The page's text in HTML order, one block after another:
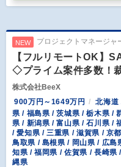
NEW プロジェクトマネージャ
【フルリモートOK】
◇プライム案件多数！
株式会社BeeX
900万円～1649万円
北海道
県 / 福島県 / 茨城県 / 栃木県 /
県 / 新潟県 / 富山県 / 石川県 /
/ 愛知県 / 三重県 / 滋賀県 / 京
鳥取県 / 島根県 / 岡山県 / 広島
知県 / 福岡県 / 佐賀県 / 長崎県
縄県